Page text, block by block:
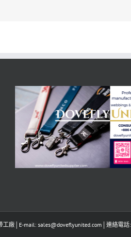
廠│E-mail: sales@doveflyunited.com│連絡電